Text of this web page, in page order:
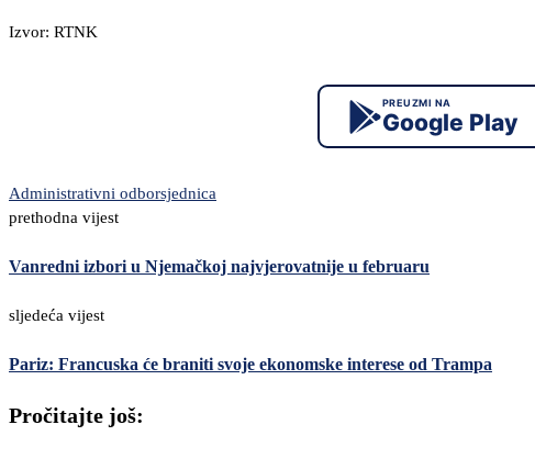
Izvor: RTNK
PREUZMI NA
Google Play
Administrativni odborsjednica
prethodna vijest
Vanredni izbori u Njemačkoj najvjerovatnije u februaru
sljedeća vijest
Pariz: Francuska će braniti svoje ekonomske interese od Trampa
Pročitajte još: